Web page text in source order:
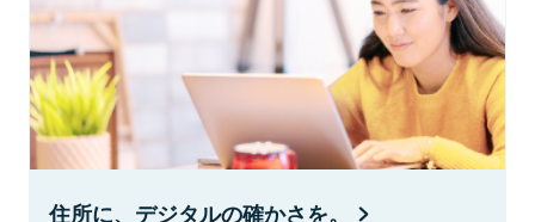
住所に、デジタルの確かさを。